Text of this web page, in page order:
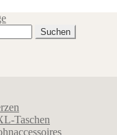
Suchen
Taschen